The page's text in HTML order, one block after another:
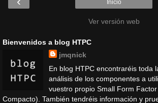
Inicio
Ver versión web
Bienvenidos a blog HTPC
jmqnick
En blog HTPC encontraréis toda
análisis de los componentes a
vuestro propio Small Form
Compacto). También tendréis información y